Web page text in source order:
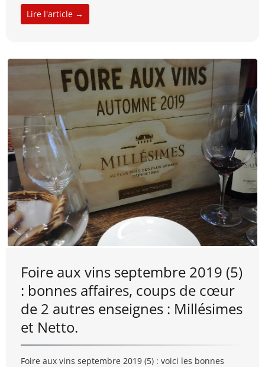
Lire l'article →
Foire aux vins septembre 2019 (5)
: bonnes affaires, coups de cœur
de 2 autres enseignes : Millésimes
et Netto.
Foire aux vins septembre 2019 (5) : voici les bonnes